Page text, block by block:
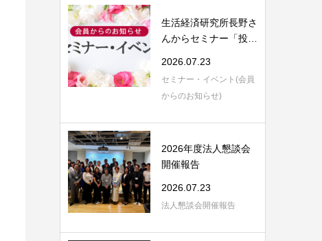
生活経済研究所長野さ
んからセミナー「投資
2026.07.23
セミナー・イベント(会員
からのお知らせ)
2026年度法人懇談会
開催報告
2026.07.23
法人懇談会開催報告